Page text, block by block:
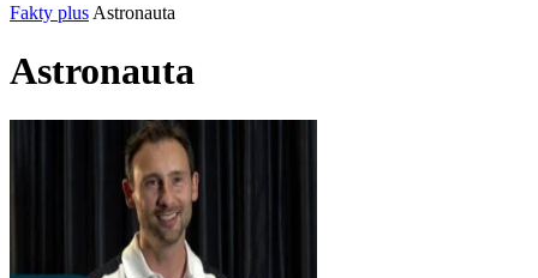
Fakty plus Astronauta
Astronauta